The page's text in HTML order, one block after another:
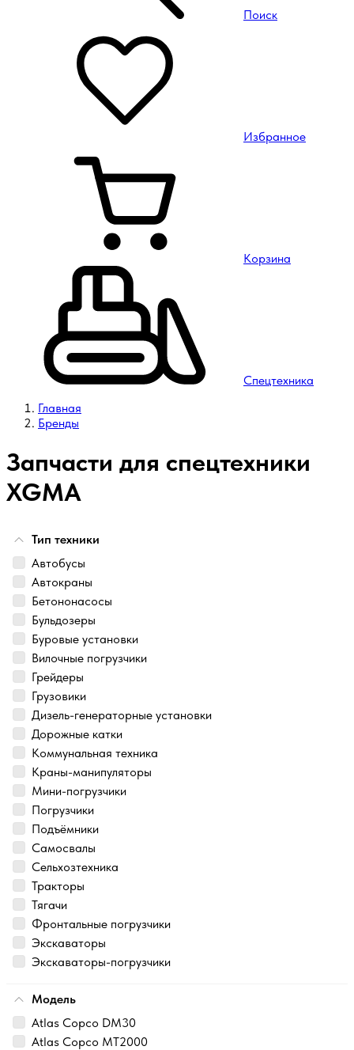
Поиск
Избранное
Корзина
Спецтехника
Главная
Бренды
Запчасти для спецтехники
XGMA
Тип техники
Автобусы
Автокраны
Бетононасосы
Бульдозеры
Буровые установки
Вилочные погрузчики
Грейдеры
Грузовики
Дизель-генераторные установки
Дорожные катки
Коммунальная техника
Краны-манипуляторы
Мини-погрузчики
Погрузчики
Подъёмники
Самосвалы
Сельхозтехника
Тракторы
Тягачи
Фронтальные погрузчики
Экскаваторы
Экскаваторы-погрузчики
Модель
Atlas Copco DM30
Atlas Copco MT2000